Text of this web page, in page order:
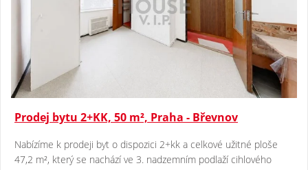
Prodej bytu 2+KK, 50 m², Praha - Břevnov
Nabízíme k prodeji byt o dispozici 2+kk a celkové užitné ploše
47,2 m², který se nachází ve 3. nadzemním podlaží cihlového